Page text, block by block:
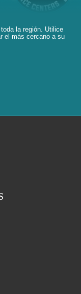
la región. Utilice
el más cercano a su